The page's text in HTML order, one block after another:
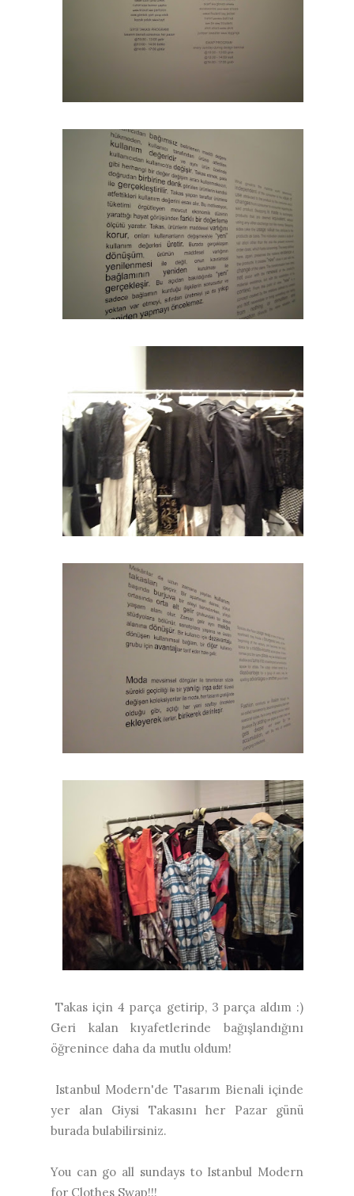
Takas için 4 parça getirip, 3 parça aldım :)
Geri kalan kıyafetlerinde bağışlandığını
öğrenince daha da mutlu oldum!
Istanbul Modern'de Tasarım Bienali içinde
yer alan Giysi Takasını her Pazar günü
burada bulabilirsiniz.
You can go all sundays to Istanbul Modern
for Clothes Swap!!!